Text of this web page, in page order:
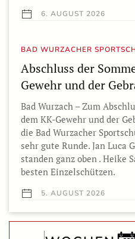
6. AUGUST 2026
BAD WURZACHER
Abschluss der
Gewehr und der
Bad Wurzach – Zum
dem KK-Gewehr und der
die Bad Wurzacher
sehr gute Runde. Jan Luca
standen ganz oben . Heike
besten Einzelschützen.
5. AUGUST 2026